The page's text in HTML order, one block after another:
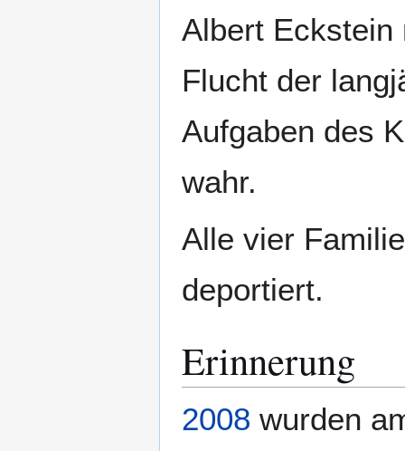
Albert Eckstein
Flucht der
Aufgaben des
wahr.
Alle vier
deportiert.
Erinnerung
2008 wurden